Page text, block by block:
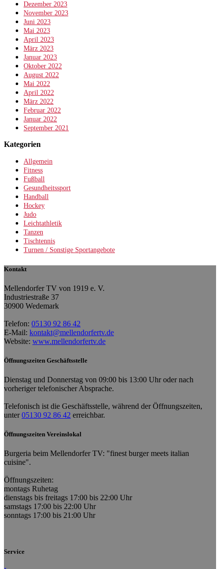
Dezember 2023
November 2023
Juni 2023
Mai 2023
April 2023
März 2023
Januar 2023
Oktober 2022
August 2022
Mai 2022
April 2022
März 2022
Februar 2022
Januar 2022
September 2021
Kategorien
Allgemein
Fitness
Fußball
Gesundheitssport
Handball
Hockey
Judo
Leichtathletik
Tanzen
Tischtennis
Turnen / Sonstige Sportangebote
Kontakt
Mellendorfer TV von 1919 e. V.
Industriestraße 37
30900 Wedemark
Telefon: 05130 92 86 42
E-Mail: kontakt@mellendorfertv.de
Website: www.mellendorfertv.de
Öffnungszeiten Geschäftsstelle
Dienstag und Donnerstag von 09:00 bis 13:00 Uhr oder nach
vorheriger telefonischer Absprache.
Telefonisch ist die Geschäftsstelle, während der Öffnungszeiten,
unter05130 92 86 42 erreichbar.
Öffnungszeiten Vereinslokal
Burgeria beim Mellendorfer TV: "finest burger meets italian
cuisine".
Öffnungszeiten:
montags Ruhetag
dienstags bis freitags 17:00 bis 22:00 Uhr
samstags 17:00 bis 22:00 Uhr
sonntags 17:00 bis 21:00 Uhr
Service